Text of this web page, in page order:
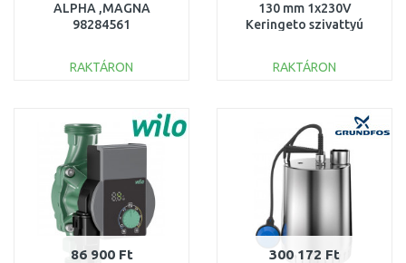
ALPHA ,MAGNA
98284561
RAKTÁRON
Összehasonlítás
130 mm 1x230V
Keringeto szivattyú
RAKTÁRON
Összehasonlítás
86 900 Ft 300 172 Ft